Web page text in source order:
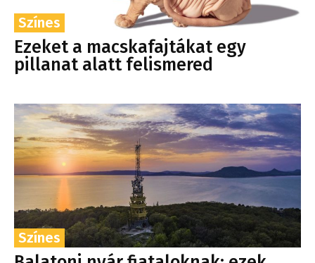
Színes
Ezeket a macskafajtákat egy
pillanat alatt felismered
Színes